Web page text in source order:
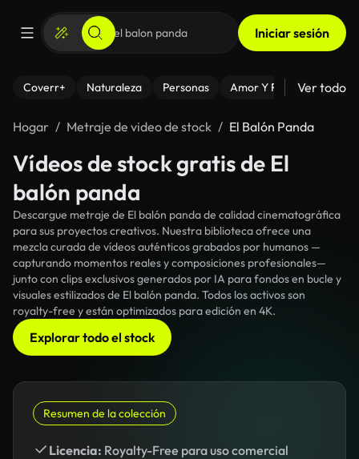
Iniciar sesión
Coverr+ Naturaleza Personas Amor Y Relaciones
Ver todo
Hogar Metraje de video de stock El Balón Panda
Vídeos de stock gratis de El
balón panda
Descargue metraje de El balón panda de calidad cinematográfica
para sus proyectos creativos. Nuestra biblioteca ofrece una
mezcla curada de vídeos auténticos grabados por humanos —
capturando momentos reales y composiciones profesionales—
junto con clips exclusivos generados por IA para fondos en bucle y
visuales estilizados de El balón panda. Todos los activos son
royalty-free y están optimizados para edición en 4K.
Explorar todo el stock
Resumen de la colección
Licencia: Royalty-Free para uso comercial